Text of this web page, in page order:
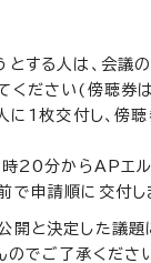
とする人は、会議
ください(傍聴券
に1枚交付し、傍
時20分からAPエ
で申請順に交付し
開と決定した議題
のでご了承ください